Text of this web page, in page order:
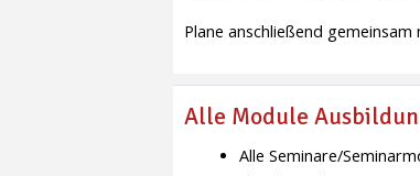
Plane anschließend
Alle Module
Alle Seminare/